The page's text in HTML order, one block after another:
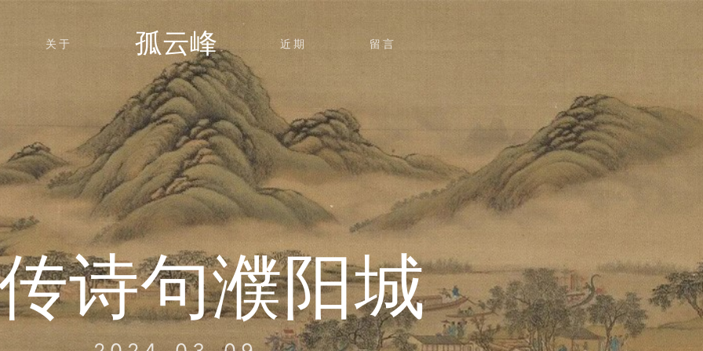
关于 孤云峰 近期 留言
诗句濮阳城